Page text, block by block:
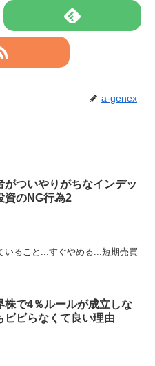
a-genex
がついやりがちなインデッ
資のNG行為2
いること...すぐやめる...短期売買
株で4％ルールが成立しな
ビビらなくて良い理由